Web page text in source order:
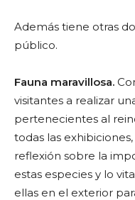
Además tiene otras
público.
Fauna maravillosa.
visitantes a realizar
pertenecientes al
todas las
reflexión sobre la
estas especies y lo
ellas en el exterior